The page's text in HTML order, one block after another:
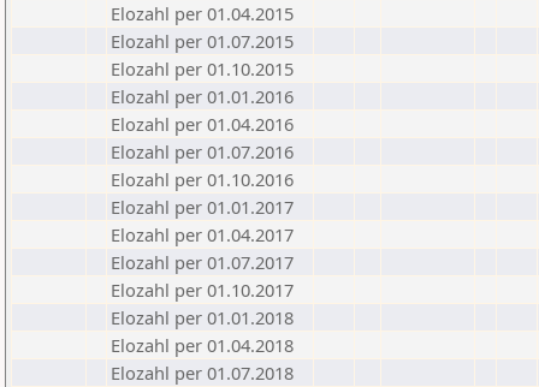
Elozahl per 01.04.2015
Elozahl per 01.07.2015
Elozahl per 01.10.2015
Elozahl per 01.01.2016
Elozahl per 01.04.2016
Elozahl per 01.07.2016
Elozahl per 01.10.2016
Elozahl per 01.01.2017
Elozahl per 01.04.2017
Elozahl per 01.07.2017
Elozahl per 01.10.2017
Elozahl per 01.01.2018
Elozahl per 01.04.2018
Elozahl per 01.07.2018